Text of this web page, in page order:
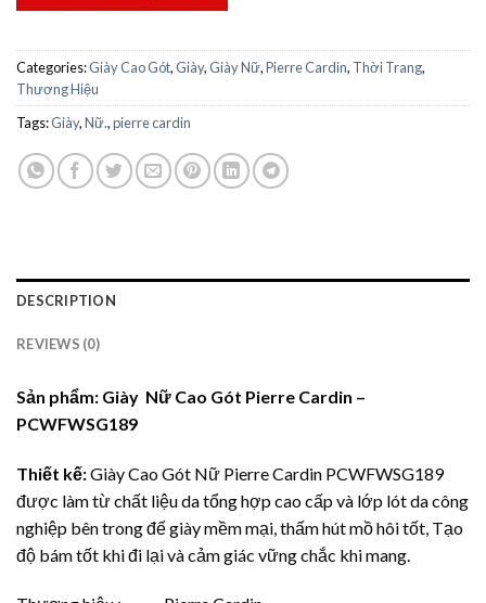
Categories:Giày Cao Gót,Giày,Giày Nữ,Pierre Cardin, Thời Trang,
Thương Hiệu
Tags:Giày,Nữ.,pierre cardin
DESCRIPTION
REVIEWS (0)
Sản phẩm: Giày Nữ Cao Gót Pierre Cardin –
PCWFWSG189
Thiết kế:Giày Cao Gót Nữ Pierre Cardin PCWFWSG189
được làm từ chất liệu da tổng hợp cao cấp và lớp lót da công
nghiệp bên trong đế giày mềm mại, thấm hút mồ hôi tốt, Tạo
độ bám tốt khi đi lại và cảm giác vững chắc khi mang.